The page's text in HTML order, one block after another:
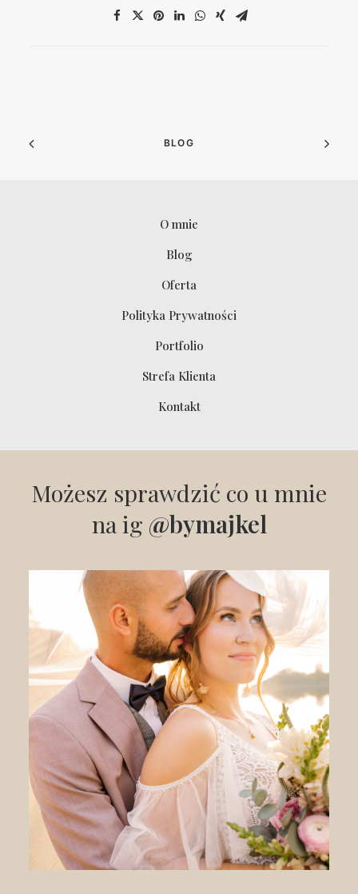
BLOG
O mnie
Blog
Oferta
Polityka Prywatności
Portfolio
Strefa Klienta
Kontakt
Możesz sprawdzić co u mnie
na ig @bymajkel